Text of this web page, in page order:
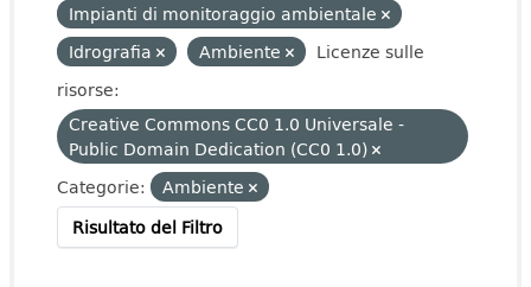
Impianti di monitoraggio ambientale
Idrografia
Ambiente
Licenze sulle
risorse:
Creative Commons CC0 1.0 Universale -
Public Domain Dedication (CC0 1.0)
Categorie:
Ambiente
Risultato del Filtro